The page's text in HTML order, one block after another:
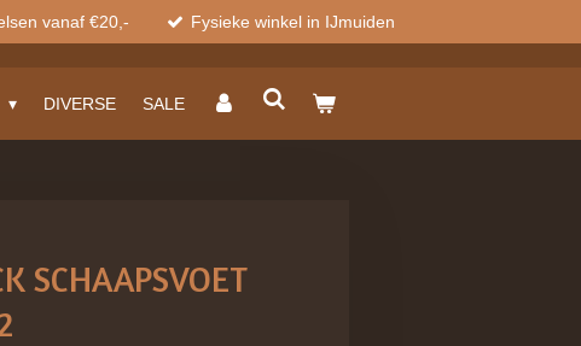
vanaf €20,- Fysieke winkel in IJmuiden
DIVERSE SALE
SCHAAPSVOET